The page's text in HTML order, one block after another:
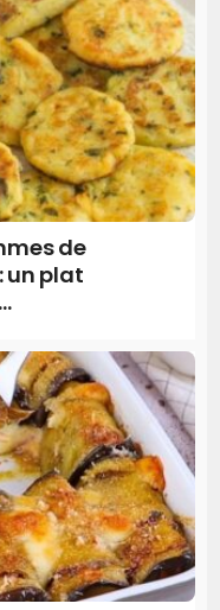
de
un plat